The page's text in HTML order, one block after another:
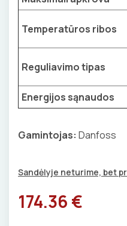
BATERIJOS
EL.
ŽAIBOSAUGA
GELINĖS
BŪGNAI
GRĘŽIMO
GULSČIUKAI
ETIKEČIŲ
PJOVIMO
LITAVIMO,
Temperatūros ribos
Reguliavimo tipas
Energijos sąnaudos
Gamintojas: Danfoss
Sandėlyje neturime, bet
174.36 €